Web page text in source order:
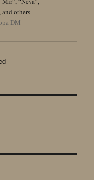
and others.
DM